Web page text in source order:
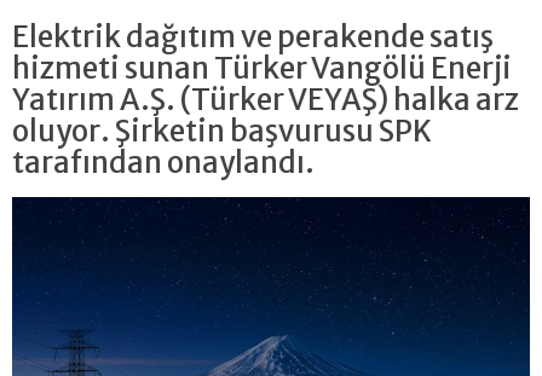
Elektrik dağıtım ve perakende satış
hizmeti sunan Türker Vangölü Enerji
Yatırım A.Ş. (Türker VEYAŞ) halka arz
oluyor. Şirketin başvurusu SPK
tarafından onaylandı.